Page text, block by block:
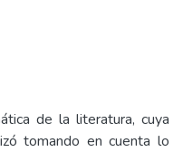
de la literatura, cuya
tomando en cuenta lo